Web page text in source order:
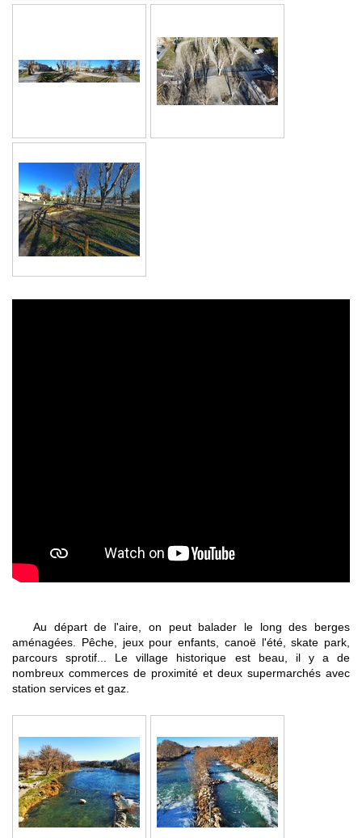
Au départ de l'aire, on peut balader le long des berges
aménagées. Pêche, jeux pour enfants, canoë l'été, skate park,
parcours sprotif... Le village historique est beau, il y a de
nombreux commerces de proximité et deux supermarchés avec
station services et gaz.